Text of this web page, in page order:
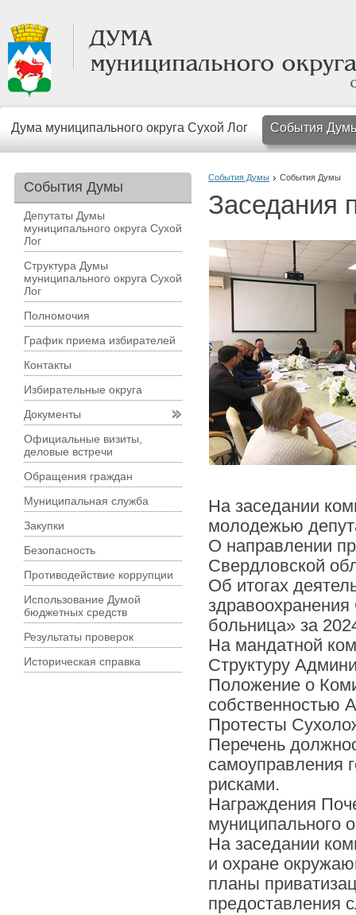
Дума муниципального округа Сухой Лог События
События Думы События Думы
Заседания
На заседании
молодежью
О направлении
Свердловской
Об итогах
больница» за
На мандатной
Структуру
Положение о
собственностью
Протесты
Перечень
самоуправления
рисками.
Награждения
муниципального
На заседании
и охране
планы
предоставления
События Думы
Депутаты Думы
муниципального округа Сухой
Лог
Структура Думы
муниципального округа Сухой
Лог
Полномочия
График приема избирателей
Контакты
Избирательные округа
Документы
Официальные визиты,
деловые встречи
Обращения граждан
Муниципальная служба
Закупки
Безопасность
Противодействие коррупции
Использование Думой
бюджетных средств
Результаты проверок
Историческая справка